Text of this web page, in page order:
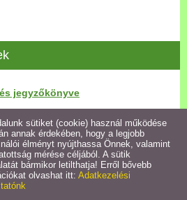
jegyzőkönyve
Részletek
sütiket (cookie) használ működése
annak érdekében, hogy a legjobb
élményt nyújthassa Önnek, valamint
mérése céljából. A sütik
bármikor letilthatja! Erről bővebb
olvashat itt: Adatkezelési